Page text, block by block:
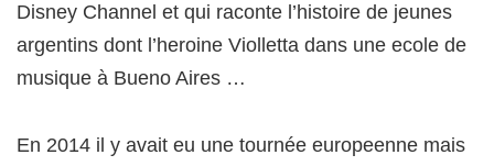
Disney Channel et qui raconte l’histoire de jeunes
argentins dont l’heroine Violletta dans une ecole de
musique à Bueno Aires …
En 2014 il y avait eu une tournée europeenne mais